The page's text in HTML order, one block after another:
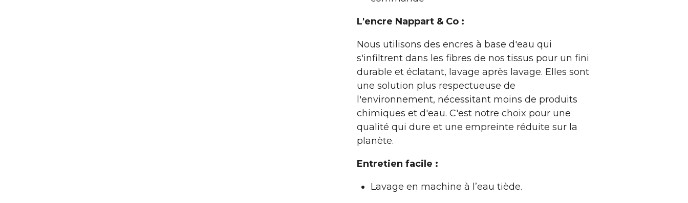
L'encre Nappart & Co :
Nous utilisons des encres à base d'eau qui
s'infiltrent dans les fibres de nos tissus pour un fini
durable et éclatant, lavage après lavage. Elles sont
une solution plus respectueuse de
l'environnement, nécessitant moins de produits
chimiques et d'eau. C'est notre choix pour une
qualité qui dure et une empreinte réduite sur la
planète.
Entretien facile :
Lavage en machine à l’eau tiède.